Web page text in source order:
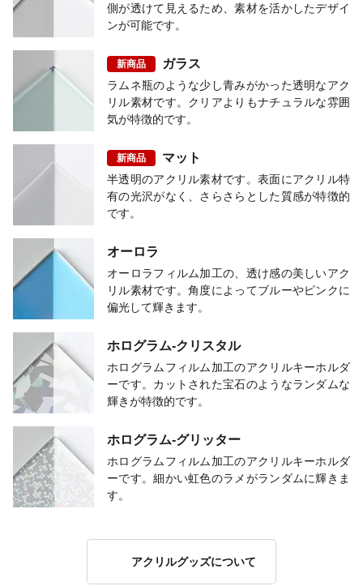
側が透けて見えるため、素材を活かしたデザイ
ンが可能です。
新商品 ガラス
ラムネ瓶のような少し青みがかった透明なアク
リル素材です。クリアよりもナチュラルな雰囲
気が特徴的です。
新商品 マット
半透明のアクリル素材です。表面にアクリル特
有の光沢がなく、さらさらとした質感が特徴的
です。
オーロラ
オーロラフィルム加工の、透け感の美しいアク
リル素材です。角度によってブルーやピンクに
偏光して輝きます。
ホログラム-クリスタル
ホログラムフィルム加工のアクリルキーホルダ
ーです。カットされた宝石のようなランダムな
輝きが特徴的です。
ホログラム-グリッター
ホログラムフィルム加工のアクリルキーホルダ
ーです。細かい虹色のラメがランダムに輝きま
す。
アクリルグッズについて